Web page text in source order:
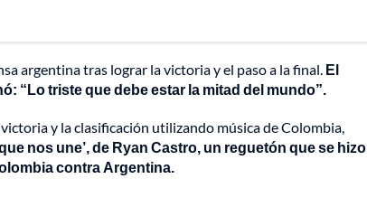
argentina tras lograr la victoria y el paso a la final. El
“Lo triste que debe estar la mitad del mundo”.
y la clasificación utilizando música de Colombia,
nos une’, de Ryan Castro, un reguetón que se hizo
contra Argentina.